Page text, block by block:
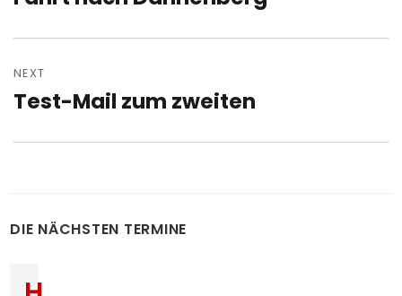
NEXT
Next
Test-Mail zum zweiten
DIE NÄCHSTEN TERMINE